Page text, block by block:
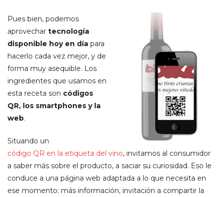
Pues bien, podemos
aprovechar tecnología
disponible hoy en día para
hacerlo cada vez mejor, y de
forma muy asequible. Los
ingredientes que usamos en
esta receta son códigos
QR, los smartphones y la
web.
Situando un
código QR en la etiqueta del vino, invitamos al consumidor
a saber más sobre el producto, a saciar su curiosidad. Eso le
conduce a una página web adaptada a lo que necesita en
ese momento: más información, invitación a compartir la